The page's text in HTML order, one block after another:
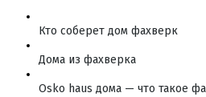
Кто соберет дом фахверк
Дома из фахверка
Osko haus дома — что такое